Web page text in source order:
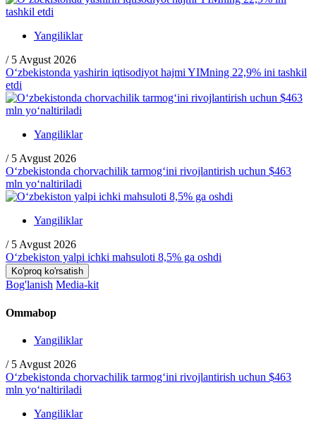
Yangiliklar
/ 5 Avgust 2026
O‘zbekistonda yashirin iqtisodiyot hajmi YIMning 22,9% ini tashkil
etdi
Yangiliklar
/ 5 Avgust 2026
O‘zbekistonda chorvachilik tarmog‘ini rivojlantirish uchun $463
mln yo‘naltiriladi
Yangiliklar
/ 5 Avgust 2026
O‘zbekiston yalpi ichki mahsuloti 8,5% ga oshdi
Ko'proq ko'rsatish
Bog'lanish Media-kit
Ommabop
Yangiliklar
/ 5 Avgust 2026
O‘zbekistonda chorvachilik tarmog‘ini rivojlantirish uchun $463
mln yo‘naltiriladi
Yangiliklar